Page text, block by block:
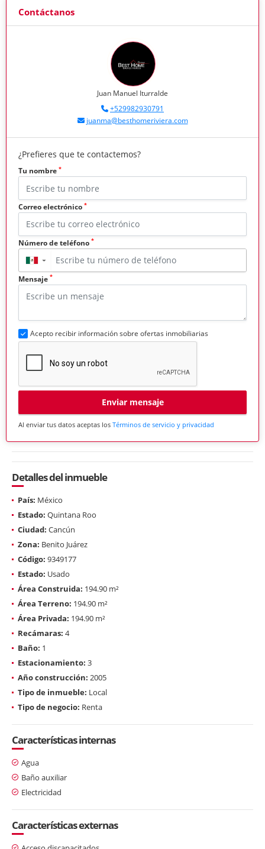
Contáctanos
Juan Manuel Iturralde
+529982930791
juanma@besthomeriviera.com
¿Prefieres que te contactemos?
Tu nombre *
Correo electrónico *
Número de teléfono *
▼
Mensaje *
Acepto recibir información sobre ofertas inmobiliarias
Enviar mensaje
Al enviar tus datos aceptas los Términos de servicio y privacidad
Detalles del inmueble
País: México
Estado: Quintana Roo
Ciudad: Cancún
Zona: Benito Juárez
Código: 9349177
Estado: Usado
Área Construida: 194.90 m²
Área Terreno: 194.90 m²
Área Privada: 194.90 m²
Recámaras: 4
Baño: 1
Estacionamiento: 3
Año construcción: 2005
Tipo de inmueble: Local
Tipo de negocio: Renta
Características internas
Agua
Baño auxiliar
Electricidad
Características externas